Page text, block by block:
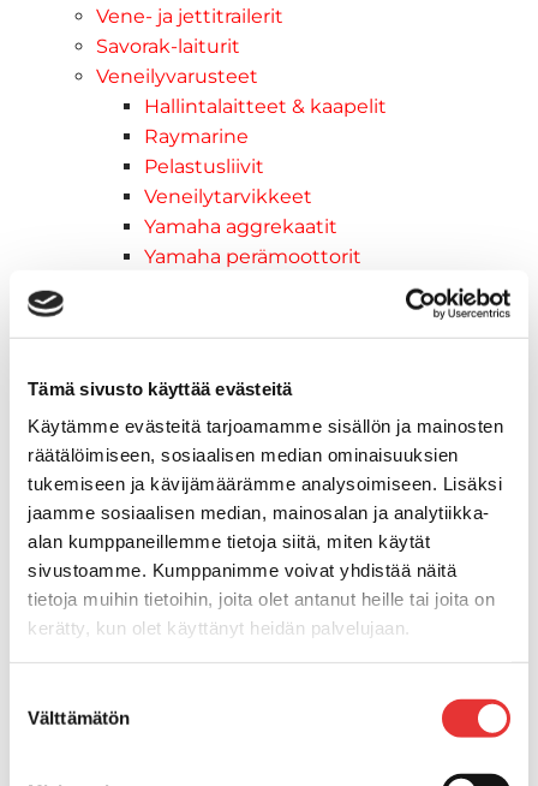
Tämä sivusto käyttää evästeitä
Käytämme evästeitä tarjoamamme sisällön ja mainosten
räätälöimiseen, sosiaalisen median ominaisuuksien
tukemiseen ja kävijämäärämme analysoimiseen. Lisäksi
jaamme sosiaalisen median, mainosalan ja analytiikka-
alan kumppaneillemme tietoja siitä, miten käytät
sivustoamme. Kumppanimme voivat yhdistää näitä
tietoja muihin tietoihin, joita olet antanut heille tai joita on
kerätty, kun olet käyttänyt heidän palvelujaan.
valinta
Välttämätön
Vene- ja jettitrailerit
Savorak-laiturit
Veneilyvarusteet
Hallintalaitteet & kaapelit
Raymarine
Pelastusliivit
Veneilytarvikkeet
Yamaha aggrekaatit
Yamaha perämoottorit
Yamaha varaosat & tarvikkeet
Jääkaapit
Vesiurheilu
Drive lisävarusteet
Tyynyt,Patjat
Buster-lisävarusteet
Kuomut & Peitteet
Kytkimet & Kytkinpaneeli